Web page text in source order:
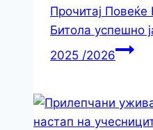
Прочитај Повеќе
Битола успешно
2025 /2026